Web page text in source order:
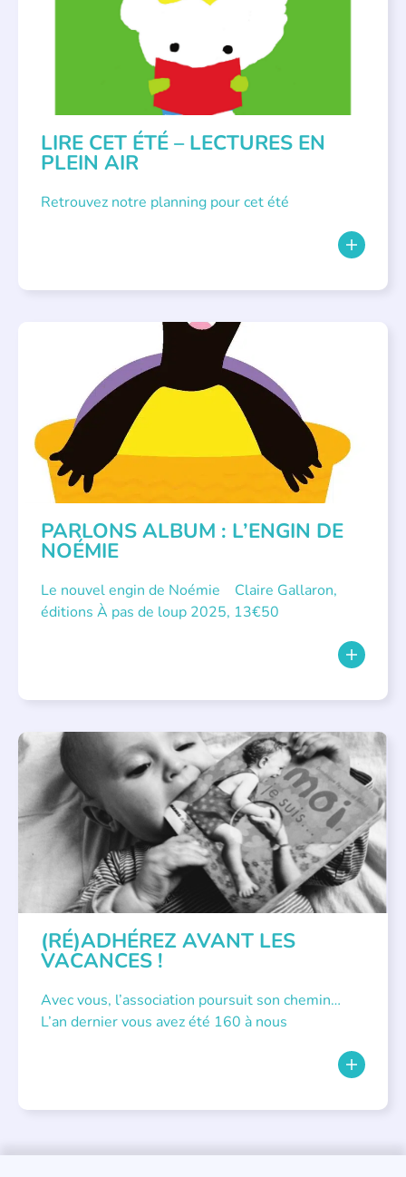
LIRE CET ÉTÉ – LECTURES EN
PLEIN AIR
Retrouvez notre planning pour cet été
PARLONS ALBUM : L’ENGIN DE
NOÉMIE
Le nouvel engin de Noémie Claire Gallaron,
éditions À pas de loup 2025, 13€50
APPEL À SOUTIEN
(RÉ)ADHÉREZ AVANT LES
VACANCES !
Avec vous, l’association poursuit son chemin…
L’an dernier vous avez été 160 à nous